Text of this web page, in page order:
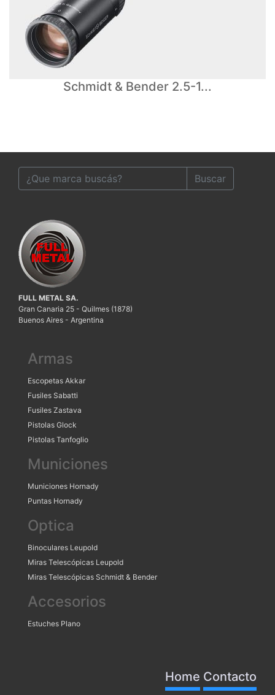
Schmidt & Bender 2.5-1...
Buscar
FULL METAL SA.
Gran Canaria 25 - Quilmes (1878)
Buenos Aires - Argentina
Armas
Escopetas Akkar
Fusiles Sabatti
Fusiles Zastava
Pistolas Glock
Pistolas Tanfoglio
Municiones
Municiones Hornady
Puntas Hornady
Optica
Binoculares Leupold
Miras Telescópicas Leupold
Miras Telescópicas Schmidt & Bender
Accesorios
Estuches Plano
Home Contacto